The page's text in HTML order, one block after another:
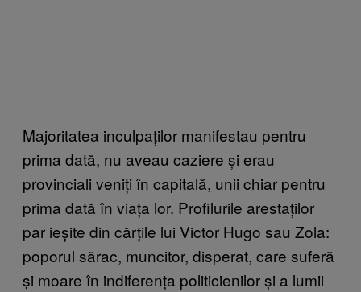
Majoritatea inculpaților manifestau pentru
prima dată, nu aveau caziere și erau
provinciali veniți în capitală, unii chiar pentru
prima dată în viața lor. Profilurile arestaților
par ieșite din cărțile lui Victor Hugo sau Zola:
poporul sărac, muncitor, disperat, care suferă
și moare în indiferența politicienilor și a lumii